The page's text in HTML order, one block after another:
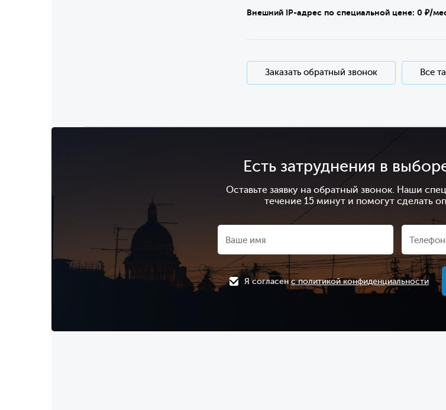
Внешний IP-адрес по специальной цене: 0 ₽/
Заказать обратный звонок Все
Есть затруднения в
Оставьте заявку на обратный звонок. Наши
течение 15 минут и помогут сделать
Я согласенс политикой конфиденциальности